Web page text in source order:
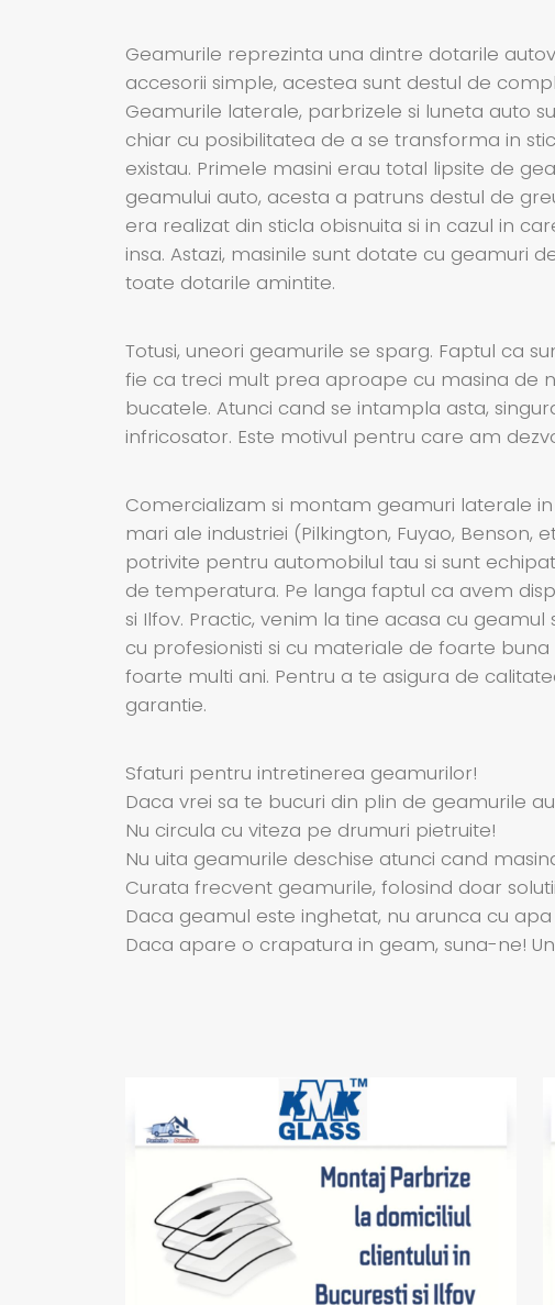
Geamurile reprezinta una dintre dotarile
accesorii simple, acestea sunt destul de
Geamurile laterale, parbrizele si luneta auto
chiar cu posibilitatea de a se transforma in
existau. Primele masini erau total lipsite de
geamului auto, acesta a patruns destul de
era realizat din sticla obisnuita si in cazul in
insa. Astazi, masinile sunt dotate cu geamuri
toate dotarile amintite.
Totusi, uneori geamurile se sparg. Faptul ca
fie ca treci mult prea aproape cu masina de
bucatele. Atunci cand se intampla asta,
infricosator. Este motivul pentru care am
Comercializam si montam geamuri laterale
mari ale industriei (Pilkington, Fuyao,
potrivite pentru automobilul tau si sunt
de temperatura. Pe langa faptul ca avem
si Ilfov. Practic, venim la tine acasa cu
cu profesionisti si cu materiale de foarte
foarte multi ani. Pentru a te asigura de
garantie.
Sfaturi pentru intretinerea geamurilor!
Daca vrei sa te bucuri din plin de geamurile
Nu circula cu viteza pe drumuri pietruite!
Nu uita geamurile deschise atunci cand
Curata frecvent geamurile, folosind doar
Daca geamul este inghetat, nu arunca cu
Daca apare o crapatura in geam, suna-ne!